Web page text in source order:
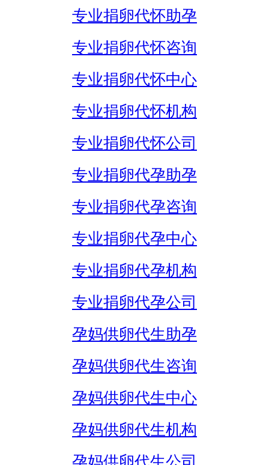
专业捐卵代怀助孕
专业捐卵代怀咨询
专业捐卵代怀中心
专业捐卵代怀机构
专业捐卵代怀公司
专业捐卵代孕助孕
专业捐卵代孕咨询
专业捐卵代孕中心
专业捐卵代孕机构
专业捐卵代孕公司
孕妈供卵代生助孕
孕妈供卵代生咨询
孕妈供卵代生中心
孕妈供卵代生机构
孕妈供卵代生公司